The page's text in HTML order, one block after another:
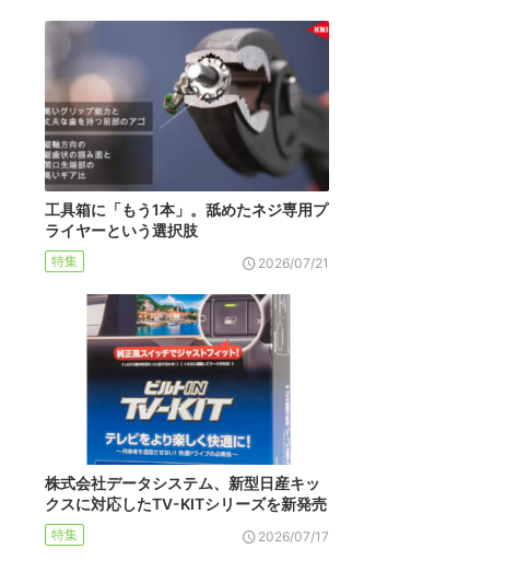
工具箱に「もう1本」。舐めたネジ専用プ
ライヤーという選択肢
特集 2026/07/21
株式会社データシステム、新型日産キッ
クスに対応したTV-KITシリーズを新発売
特集 2026/07/17